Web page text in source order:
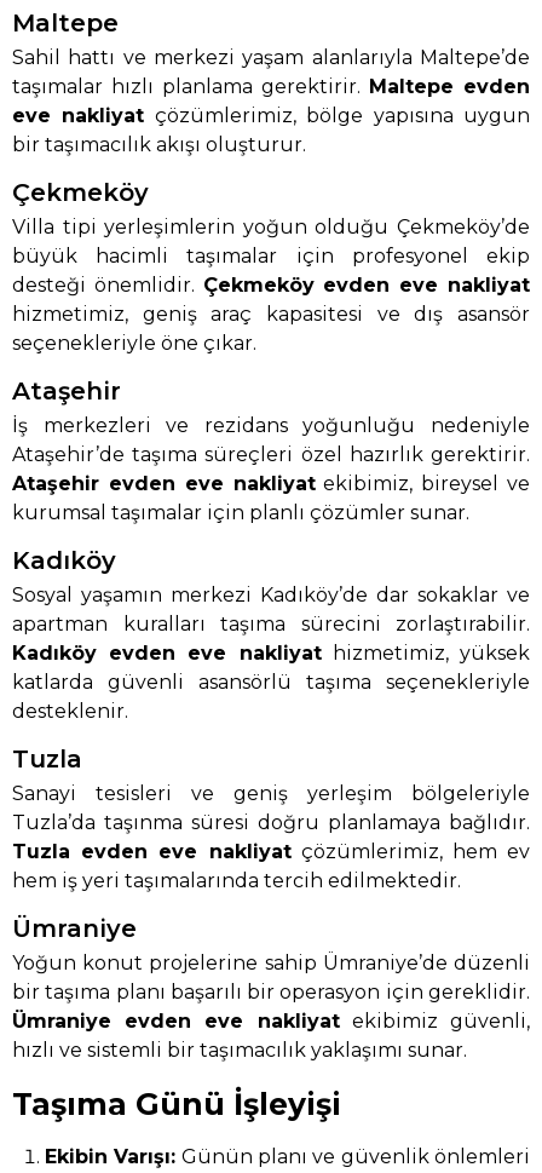
Maltepe
Sahil hattı ve merkezi yaşam alanlarıyla Maltepe’de
taşımalar hızlı planlama gerektirir. Maltepe evden
eve nakliyat çözümlerimiz, bölge yapısına uygun
bir taşımacılık akışı oluşturur.
Çekmeköy
Villa tipi yerleşimlerin yoğun olduğu Çekmeköy’de
büyük hacimli taşımalar için profesyonel ekip
desteği önemlidir. Çekmeköy evden eve nakliyat
hizmetimiz, geniş araç kapasitesi ve dış asansör
seçenekleriyle öne çıkar.
Ataşehir
İş merkezleri ve rezidans yoğunluğu nedeniyle
Ataşehir’de taşıma süreçleri özel hazırlık gerektirir.
Ataşehir evden eve nakliyatekibimiz, bireysel ve
kurumsal taşımalar için planlı çözümler sunar.
Kadıköy
Sosyal yaşamın merkezi Kadıköy’de dar sokaklar ve
apartman kuralları taşıma sürecini zorlaştırabilir.
Kadıköy evden eve nakliyathizmetimiz, yüksek
katlarda güvenli asansörlü taşıma seçenekleriyle
desteklenir.
Tuzla
Sanayi tesisleri ve geniş yerleşim bölgeleriyle
Tuzla’da taşınma süresi doğru planlamaya bağlıdır.
Tuzla evden eve nakliyatçözümlerimiz, hem ev
hem iş yeri taşımalarında tercih edilmektedir.
Ümraniye
Yoğun konut projelerine sahip Ümraniye’de düzenli
bir taşıma planı başarılı bir operasyon için gereklidir.
Ümraniye evden eve nakliyatekibimiz güvenli,
hızlı ve sistemli bir taşımacılık yaklaşımı sunar.
Taşıma Günü İşleyişi
Ekibin Varışı: Günün planı ve güvenlik önlemleri